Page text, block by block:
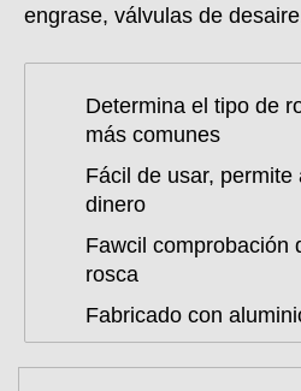
engrase, válvulas de
Determina el tipo de
más comunes
Fácil de usar,
dinero
Fawcil comprobación
rosca
Fabricado con